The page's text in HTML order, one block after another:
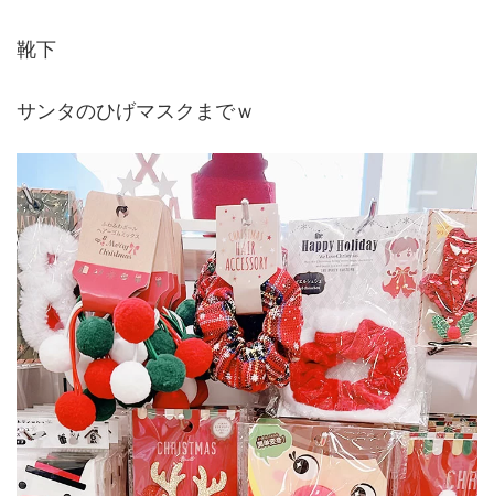
靴下
サンタのひげマスクまでｗ